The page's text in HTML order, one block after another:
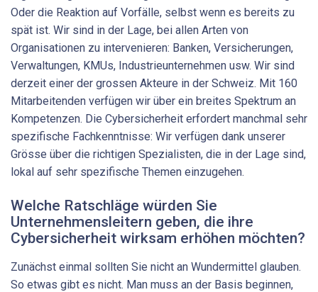
Oder die Reaktion auf Vorfälle, selbst wenn es bereits zu
spät ist. Wir sind in der Lage, bei allen Arten von
Organisationen zu intervenieren: Banken, Versicherungen,
Verwaltungen, KMUs, Industrieunternehmen usw. Wir sind
derzeit einer der grossen Akteure in der Schweiz. Mit 160
Mitarbeitenden verfügen wir über ein breites Spektrum an
Kompetenzen. Die Cybersicherheit erfordert manchmal sehr
spezifische Fachkenntnisse: Wir verfügen dank unserer
Grösse über die richtigen Spezialisten, die in der Lage sind,
lokal auf sehr spezifische Themen einzugehen.
Welche Ratschläge würden Sie
Unternehmensleitern geben, die ihre
Cybersicherheit wirksam erhöhen möchten?
Zunächst einmal sollten Sie nicht an Wundermittel glauben.
So etwas gibt es nicht. Man muss an der Basis beginnen,